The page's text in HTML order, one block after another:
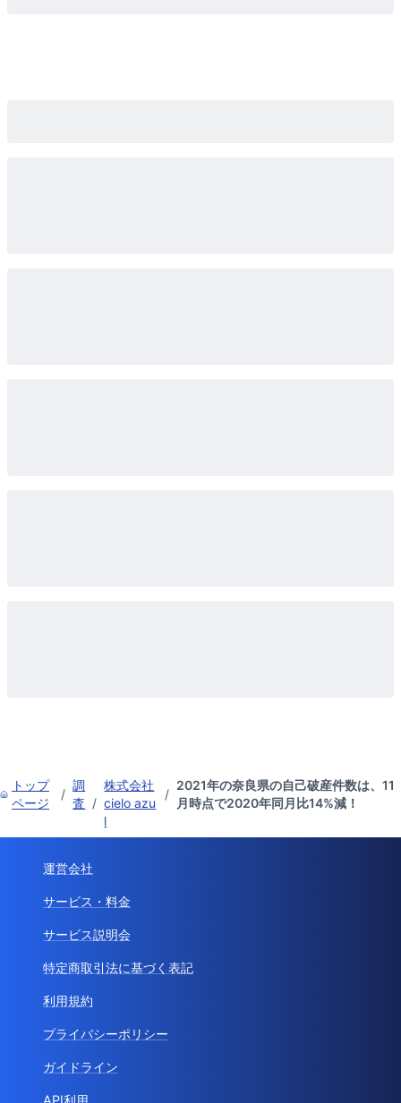
トップ
ページ
/
調
査 /
株式会社
cielo azu
l
/
2021年の奈良県の自己破産件数は、11
月時点で2020年同月比14%減！
運営会社
サービス・料金
サービス説明会
特定商取引法に基づく表記
利用規約
プライバシーポリシー
ガイドライン